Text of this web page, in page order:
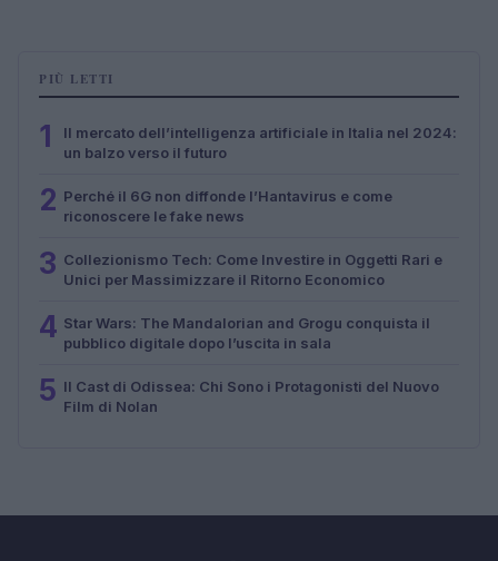
PIÙ LETTI
1
Il mercato dell’intelligenza artificiale in Italia nel 2024:
un balzo verso il futuro
2 Perché il 6G non diffonde l’Hantavirus e come
riconoscere le fake news
3 Collezionismo Tech: Come Investire in Oggetti Rari e
Unici per Massimizzare il Ritorno Economico
4 Star Wars: The Mandalorian and Grogu conquista il
pubblico digitale dopo l’uscita in sala
5 Il Cast di Odissea: Chi Sono i Protagonisti del Nuovo
Film di Nolan